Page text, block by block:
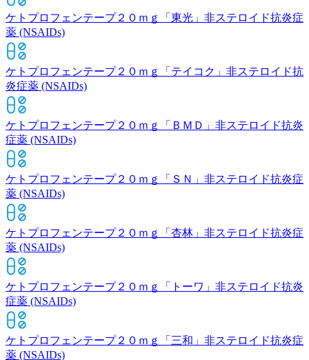
ケトプロフェンテープ２０ｍｇ「東光」 非ステロイド抗炎症
薬 (NSAIDs)
ケトプロフェンテープ２０ｍｇ「テイコク」 非ステロイド抗
炎症薬 (NSAIDs)
ケトプロフェンテープ２０ｍｇ「ＢＭＤ」 非ステロイド抗炎
症薬 (NSAIDs)
ケトプロフェンテープ２０ｍｇ「ＳＮ」 非ステロイド抗炎症
薬 (NSAIDs)
ケトプロフェンテープ２０ｍｇ「杏林」 非ステロイド抗炎症
薬 (NSAIDs)
ケトプロフェンテープ２０ｍｇ「トーワ」 非ステロイド抗炎
症薬 (NSAIDs)
ケトプロフェンテープ２０ｍｇ「三和」 非ステロイド抗炎症
薬 (NSAIDs)